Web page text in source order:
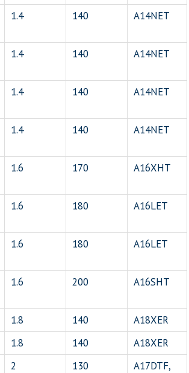
1.4 140 A14NET
1.4 140 A14NET
1.4 140 A14NET
1.4 140 A14NET
1.6 170 A16XHT
1.6 180 A16LET
1.6 180 A16LET
1.6 200 A16SHT
1.8 140
A18XER
1.8 140
A18XER
2 130
A17DTF,